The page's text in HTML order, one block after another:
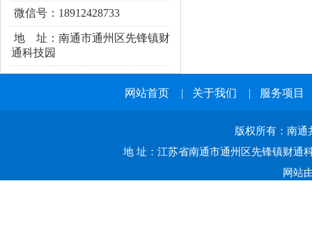
微信号：18912428733
地 址：南通市通州区先锋镇财
通科技园
网站首页 | 关于我们 | 服务项目
版权所有：南通
地 址：江苏省南通市通州区先锋镇财通
网站